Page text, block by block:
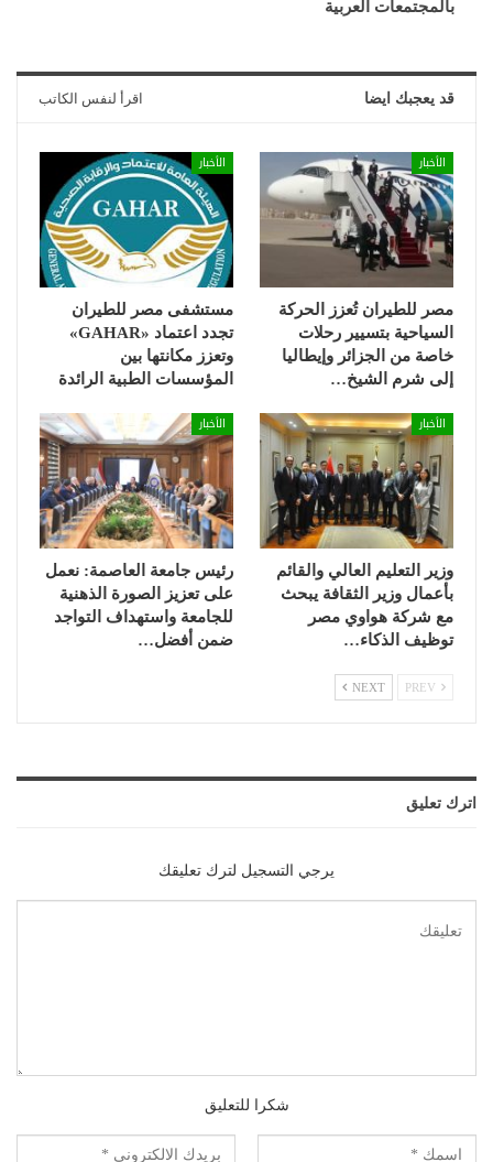
بالمجتمعات العربية
قد يعجبك ايضا اقرأ لنفس الكاتب
الأخبار
مصر للطيران تُعزز الحركة
السياحية بتسيير رحلات
خاصة من الجزائر وإيطاليا
إلى شرم الشيخ…
الأخبار
مستشفى مصر للطيران
تجدد اعتماد «GAHAR»
وتعزز مكانتها بين
المؤسسات الطبية الرائدة
الأخبار
وزير التعليم العالي والقائم
بأعمال وزير الثقافة يبحث
مع شركة هواوي مصر
توظيف الذكاء…
الأخبار
رئيس جامعة العاصمة: نعمل
على تعزيز الصورة الذهنية
للجامعة واستهداف التواجد
ضمن أفضل…
NEXT
اترك تعليق
يرجي التسجيل لترك تعليقك
شكرا للتعليق